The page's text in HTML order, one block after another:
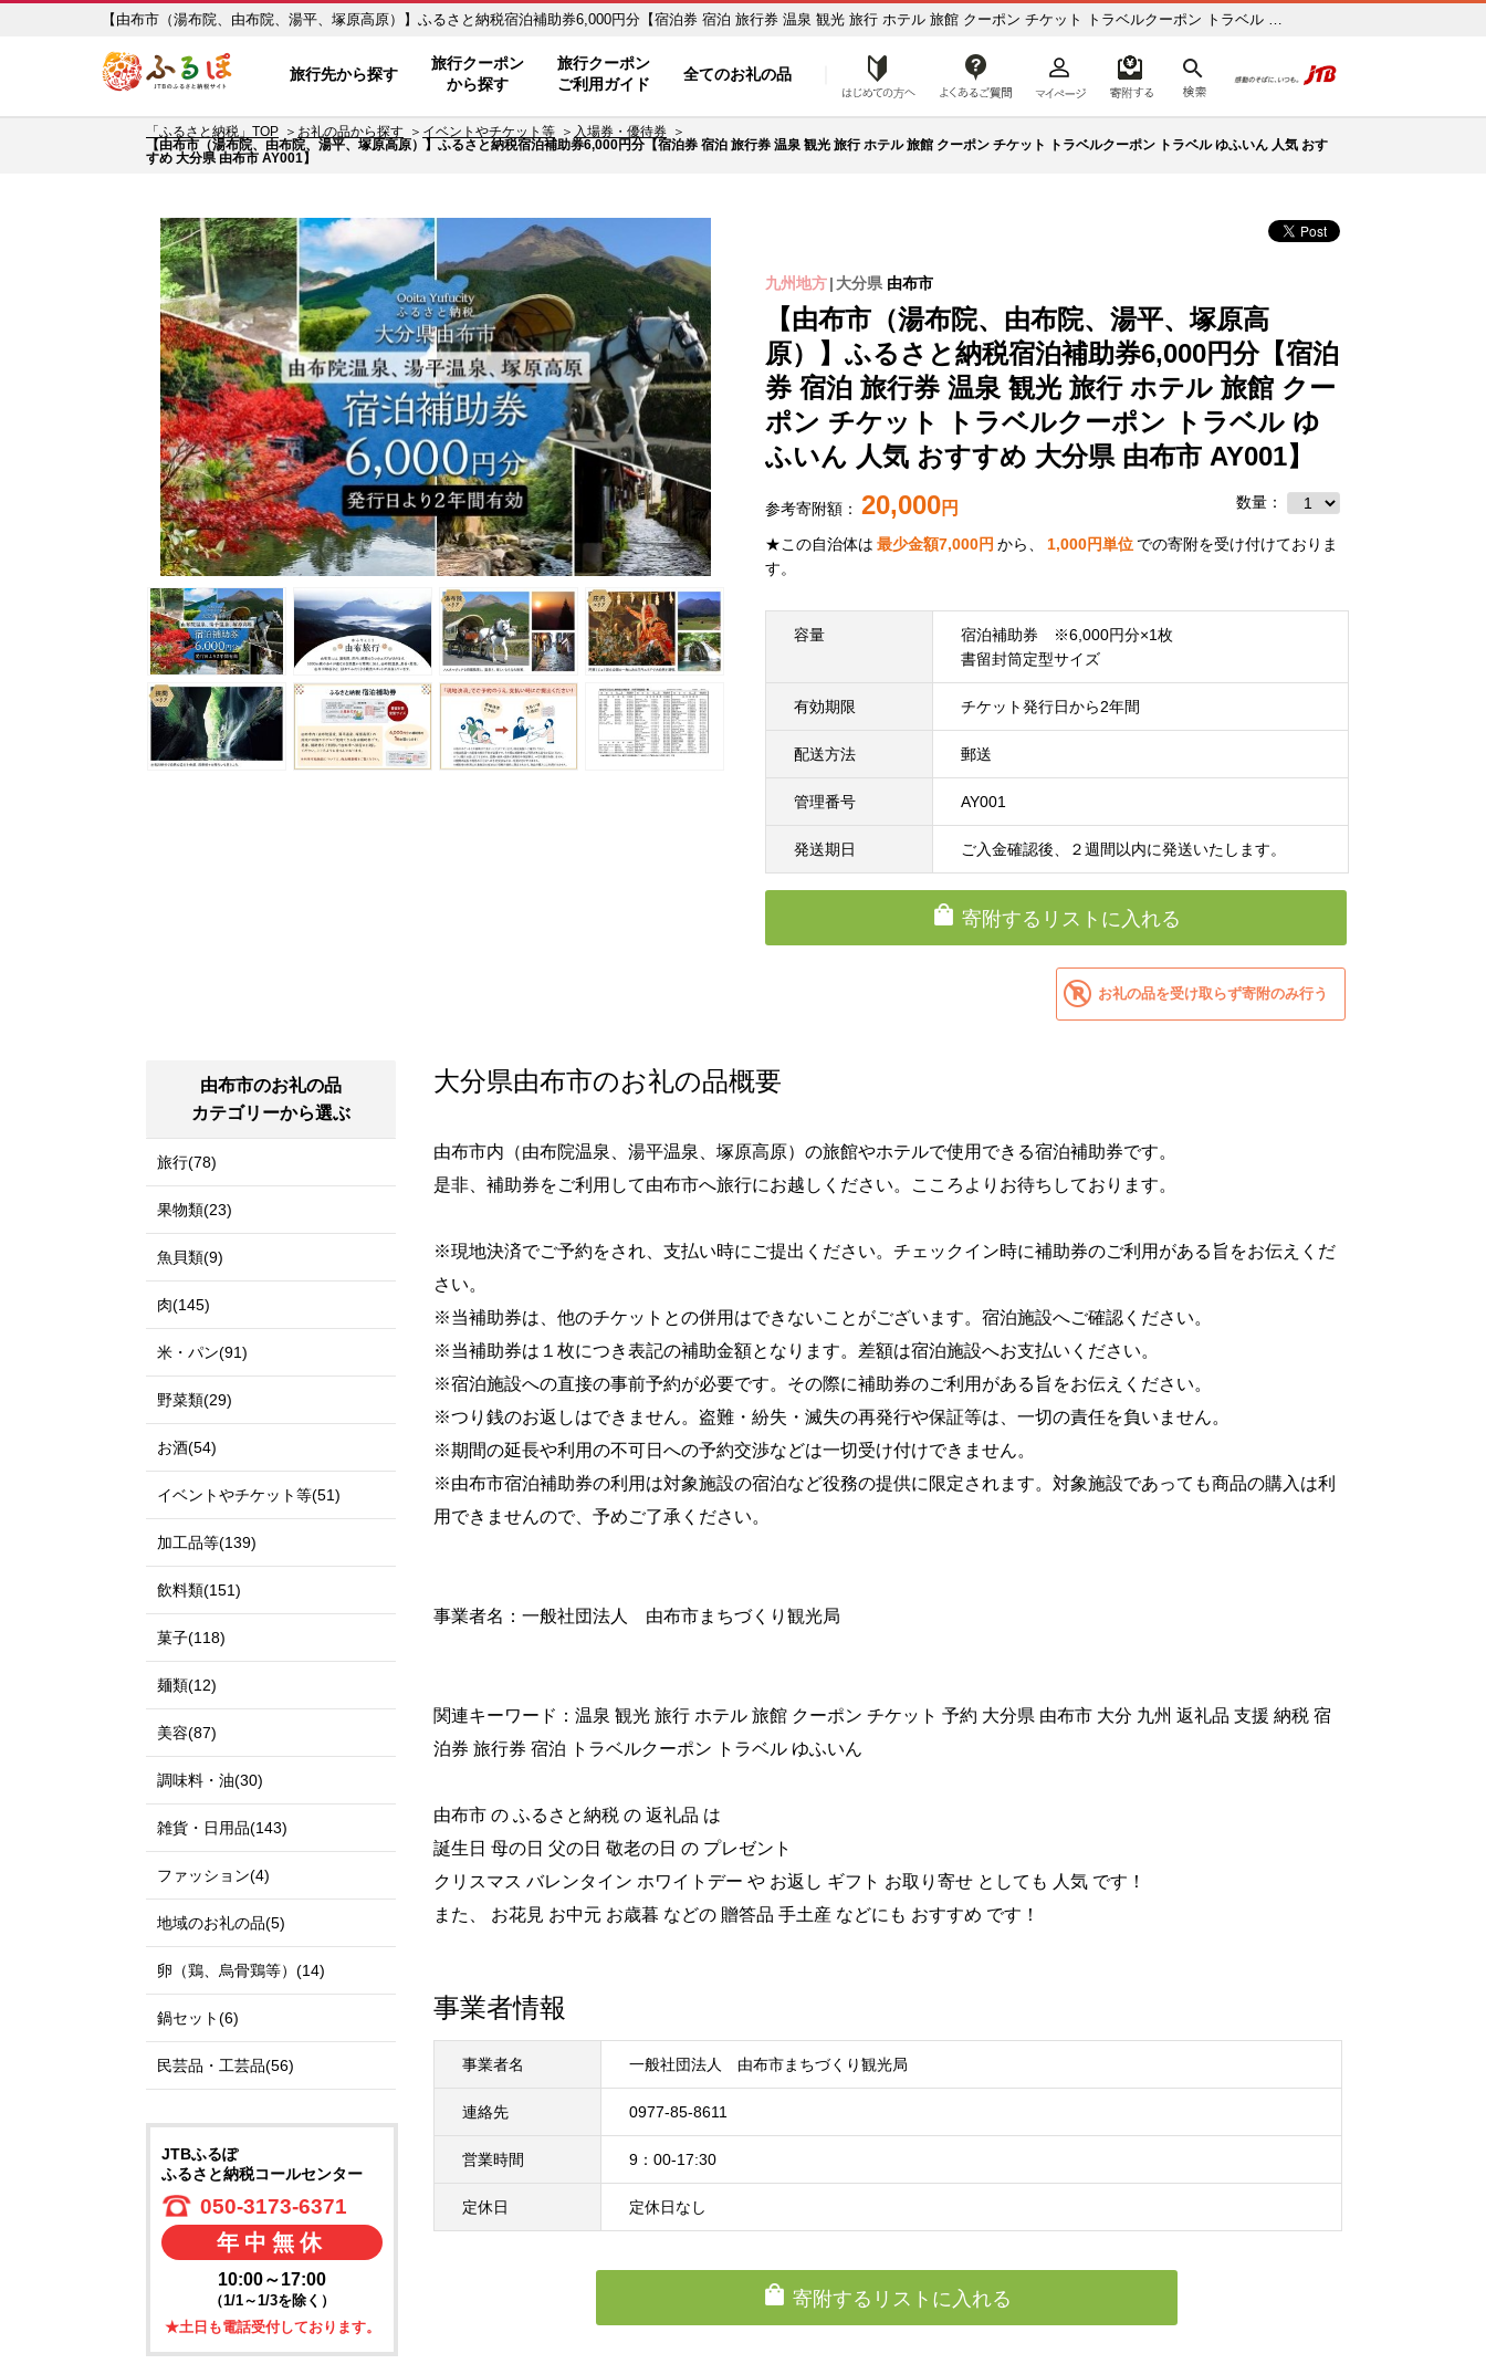
【由布市（湯布院、由布院、湯平、塚原高原）】ふるさと納税宿泊補助券6,000円分【宿泊券 宿泊 旅行券 温泉 観光 旅行 ホテル 旅館 クーポン チケット トラベルクーポン トラベル ゆ
ふいん 人気 おすすめ 大分県 由布市 AY001】 ふるさと納税の返礼品で旅行クーポンをＧＥＴ！ - JTBのふるさと納税サイト [ふるぽ]
旅行先から探す
旅行クーポン
から探す
旅行クーポン
ご利用ガイド
全てのお礼の品 はじめての方へ
「ふるさと納税」TOP お礼の品から探す イベントやチケット等
入場券・優待券
【由布市（湯布院、由布院、湯平、塚原高原）】ふるさと納税宿泊補助券6,000円分【宿泊券 宿泊 旅行券 温泉 観光 旅行 ホテル 旅館 クーポン チケット トラベルクーポン トラベル ゆふいん 人気 おす
すめ 大分県 由布市 AY001】
九州地方 大分県 由布市
【由布市（湯布院、由布院、湯平、塚原高
原）】ふるさと納税宿泊補助券6,000円分【宿泊
券 宿泊 旅行券 温泉 観光 旅行 ホテル 旅館 クー
ポン チケット トラベルクーポン トラベル ゆ
ふいん 人気 おすすめ 大分県 由布市 AY001】
参考寄附額： 20,000円 数量：
★この自治体は 最少金額7,000円 から、 1,000円単位 での寄附を受け付けておりま
す。
容量
宿泊補助券 ※6,000円分×1枚
書留封筒定型サイズ
有効期限 チケット発行日から2年間
配送方法 郵送
管理番号 AY001
発送期日 ご入金確認後、２週間以内に発送いたします。
寄附するリストに入れる
お礼の品を受け取らず寄附のみ行う
大分県由布市のお礼の品概要
由布市内（由布院温泉、湯平温泉、塚原高原）の旅館やホテルで使用できる宿泊補助券です。
是非、補助券をご利用して由布市へ旅行にお越しください。こころよりお待ちしております。
※現地決済でご予約をされ、支払い時にご提出ください。チェックイン時に補助券のご利用がある旨をお伝えくだ
さい。
※当補助券は、他のチケットとの併用はできないことがございます。宿泊施設へご確認ください。
※当補助券は１枚につき表記の補助金額となります。差額は宿泊施設へお支払いください。
※宿泊施設への直接の事前予約が必要です。その際に補助券のご利用がある旨をお伝えください。
※つり銭のお返しはできません。盗難・紛失・滅失の再発行や保証等は、一切の責任を負いません。
※期間の延長や利用の不可日への予約交渉などは一切受け付けできません。
※由布市宿泊補助券の利用は対象施設の宿泊など役務の提供に限定されます。対象施設であっても商品の購入は利
用できませんので、予めご了承ください。
事業者名：一般社団法人 由布市まちづくり観光局
関連キーワード：温泉 観光 旅行 ホテル 旅館 クーポン チケット 予約 大分県 由布市 大分 九州 返礼品 支援 納税 宿
泊券 旅行券 宿泊 トラベルクーポン トラベル ゆふいん
由布市 の ふるさと納税 の 返礼品 は
誕生日 母の日 父の日 敬老の日 の プレゼント
クリスマス バレンタイン ホワイトデー や お返し ギフト お取り寄せ としても 人気 です！
また、 お花見 お中元 お歳暮 などの 贈答品 手土産 などにも おすすめ です！
事業者情報
事業者名 一般社団法人 由布市まちづくり観光局
連絡先 0977-85-8611
営業時間 9：00-17:30
定休日 定休日なし
寄附するリストに入れる
由布市のお礼の品
カテゴリーから選ぶ
旅行(78)
果物類(23)
魚貝類(9)
肉(145)
米・パン(91)
野菜類(29)
お酒(54)
イベントやチケット等(51)
加工品等(139)
飲料類(151)
菓子(118)
麺類(12)
美容(87)
調味料・油(30)
雑貨・日用品(143)
ファッション(4)
地域のお礼の品(5)
卵（鶏、烏骨鶏等）(14)
鍋セット(6)
民芸品・工芸品(56)
JTBふるぽ
ふるさと納税コールセンター
050-3173-6371
年中無休
10:00～17:00
（1/1～1/3を除く）
★土日も電話受付しております。